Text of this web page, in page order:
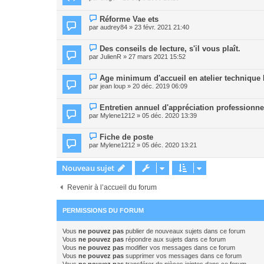
Réforme Vae ets
par audrey84 » 23 févr. 2021 21:40
Des conseils de lecture, s'il vous plaît.
par JulienR » 27 mars 2021 15:52
Age minimum d'accueil en atelier technique
par jean loup » 20 déc. 2019 06:09
Entretien annuel d'appréciation professionnel
par Mylene1212 » 05 déc. 2020 13:39
Fiche de poste
par Mylene1212 » 05 déc. 2020 13:21
Nouveau sujet
Revenir à l’accueil du forum
PERMISSIONS DU FORUM
Vous ne pouvez pas publier de nouveaux sujets dans ce forum
Vous ne pouvez pas répondre aux sujets dans ce forum
Vous ne pouvez pas modifier vos messages dans ce forum
Vous ne pouvez pas supprimer vos messages dans ce forum